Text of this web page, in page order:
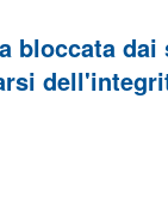
bloccata